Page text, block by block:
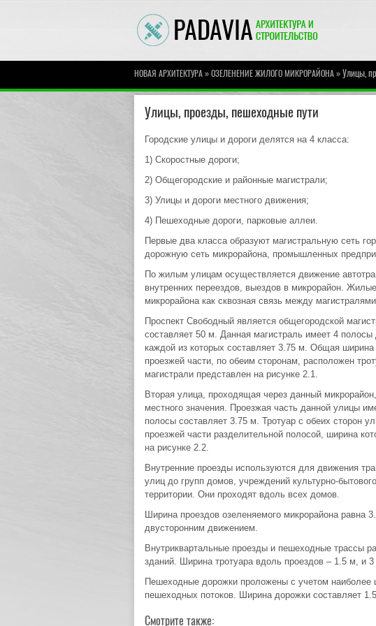
НОВАЯ АРХИТЕКТУРА»ОЗЕЛЕНЕНИЕ ЖИЛОГО МИКРОРАЙОНА» Улицы,
Улицы, проезды, пешеходные пути
Городские улицы и дороги делятся на 4 класса:
1) Скоростные дороги;
2) Общегородские и районные магистрали;
3) Улицы и дороги местного движения;
4) Пешеходные дороги, парковые аллеи.
Первые два класса образуют магистральную сеть
дорожную сеть микрорайона, промышленных
По жилым улицам осуществляется движение
внутренних переездов, выездов в микрорайон.
микрорайона как сквозная связь между
Проспект Свободный является общегородской
составляет 50 м. Данная магистраль имеет 4
каждой из которых составляет 3.75 м. Общая
проезжей части, по обеим сторонам, расположен
магистрали представлен на рисунке 2.1.
Вторая улица, проходящая через данный
местного значения. Проезжая часть данной улицы
полосы составляет 3.75 м. Тротуар с обеих сторон
проезжей части разделительной полосой, ширина
на рисунке 2.2.
Внутренние проезды используются для движения
улиц до групп домов, учреждений культурно-
территории. Они проходят вдоль всех домов.
Ширина проездов озеленяемого микрорайона равна
двусторонним движением.
Внутриквартальные проезды и пешеходные трассы
зданий. Ширина тротуара вдоль проездов – 1.5 м, и
Пешеходные дорожки проложены с учетом наиболее
пешеходных потоков. Ширина дорожки составляет
Смотрите также: